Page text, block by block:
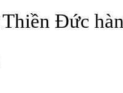
Đức